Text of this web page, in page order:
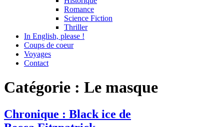
Romance
Science Fiction
Thriller
In English, please !
Coups de coeur
Voyages
Contact
Catégorie : Le masque
Chronique,
Genres,
Chronique : Black ice de